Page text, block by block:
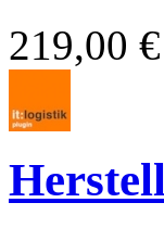
219,00 €